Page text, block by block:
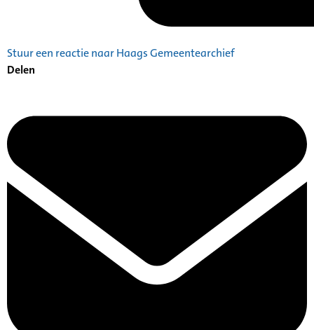
Stuur een reactie naar Haags Gemeentearchief
Delen